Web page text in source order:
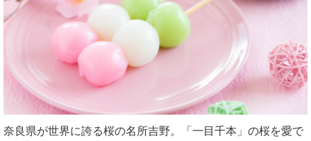
奈良県が世界に誇る桜の名所吉野。「一目千本」の桜を愛で